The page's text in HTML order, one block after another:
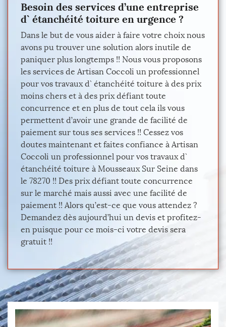
Besoin des services d’une entreprise
d` étanchéité toiture en urgence ?
Dans le but de vous aider à faire votre choix nous
avons pu trouver une solution alors inutile de
paniquer plus longtemps !! Nous vous proposons
les services de Artisan Coccoli un professionnel
pour vos travaux d` étanchéité toiture à des prix
moins chers et à des prix défiant toute
concurrence et en plus de tout cela ils vous
permettent d’avoir une grande de facilité de
paiement sur tous ses services !! Cessez vos
doutes maintenant et faites confiance à Artisan
Coccoli un professionnel pour vos travaux d`
étanchéité toiture à Mousseaux Sur Seine dans
le 78270 !! Des prix défiant toute concurrence
sur le marché mais aussi avec une facilité de
paiement !! Alors qu’est-ce que vous attendez ?
Demandez dès aujourd’hui un devis et profitez-
en puisque pour ce mois-ci votre devis sera
gratuit !!